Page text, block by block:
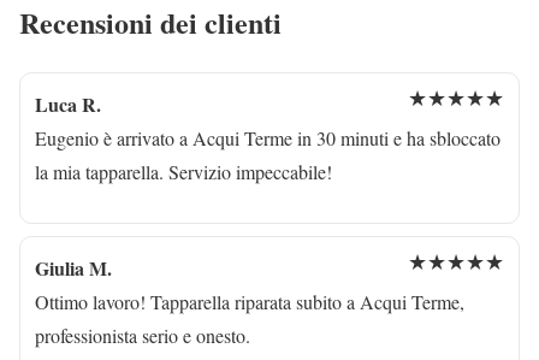
Recensioni dei clienti
Luca R. ★★★★★
Eugenio è arrivato a Acqui Terme in 30 minuti e ha sbloccato
la mia tapparella. Servizio impeccabile!
Giulia M. ★★★★★
Ottimo lavoro! Tapparella riparata subito a Acqui Terme,
professionista serio e onesto.